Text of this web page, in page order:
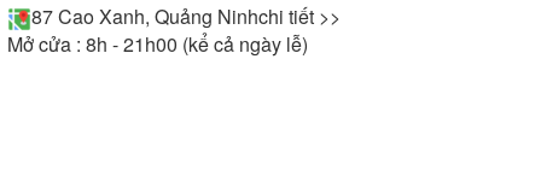
87 Cao Xanh, Quảng Ninhchi tiết >>
Mở cửa : 8h - 21h00 (kể cả ngày lễ)